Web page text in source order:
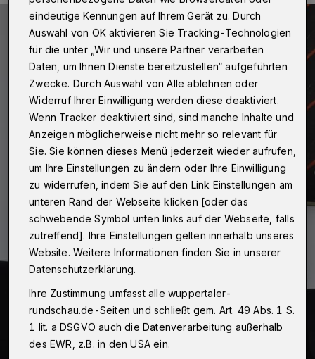
eindeutige Kennungen auf Ihrem Gerät zu. Durch
Auswahl von OK aktivieren Sie Tracking-Technologien
für die unter „Wir und unsere Partner verarbeiten
Daten, um Ihnen Dienste bereitzustellen“ aufgeführten
Zwecke. Durch Auswahl von Alle ablehnen oder
Widerruf Ihrer Einwilligung werden diese deaktiviert.
Wenn Tracker deaktiviert sind, sind manche Inhalte und
Anzeigen möglicherweise nicht mehr so relevant für
Sie. Sie können dieses Menü jederzeit wieder aufrufen,
um Ihre Einstellungen zu ändern oder Ihre Einwilligung
zu widerrufen, indem Sie auf den Link Einstellungen am
unteren Rand der Webseite klicken [oder das
schwebende Symbol unten links auf der Webseite, falls
zutreffend]. Ihre Einstellungen gelten innerhalb unseres
Website. Weitere Informationen finden Sie in unserer
Datenschutzerklärung.
Ihre Zustimmung umfasst alle wuppertaler-
rundschau.de-Seiten und schließt gem. Art. 49 Abs. 1 S.
1 lit. a DSGVO auch die Datenverarbeitung außerhalb
des EWR, z.B. in den USA ein.